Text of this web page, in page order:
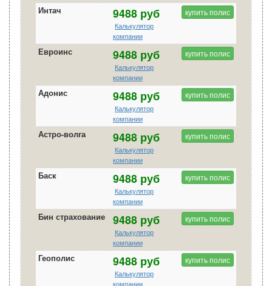
Интач 9488 руб
Калькулятор
компании
купить полис
Евроинс 9488 руб
Калькулятор
компании
купить полис
Адонис 9488 руб
Калькулятор
компании
купить полис
Астро-волга 9488 руб
Калькулятор
компании
купить полис
Баск 9488 руб
Калькулятор
компании
купить полис
Бин страхование 9488 руб
Калькулятор
компании
купить полис
Геополис 9488 руб
Калькулятор
компании
купить полис